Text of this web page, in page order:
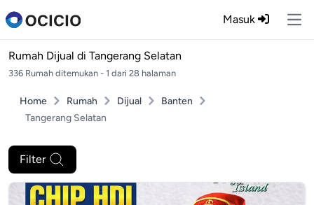
Masuk
Rumah Dijual di Tangerang Selatan
336 Rumah ditemukan - 1 dari 28 halaman
Home Rumah Dijual
Banten
Tangerang Selatan
Filter